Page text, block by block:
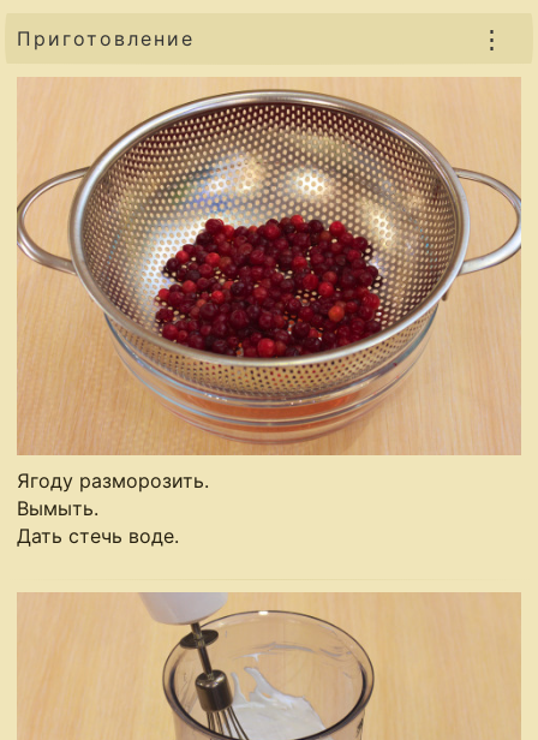
Приготовление ⋮
Ягоду разморозить.
Вымыть.
Дать стечь воде.